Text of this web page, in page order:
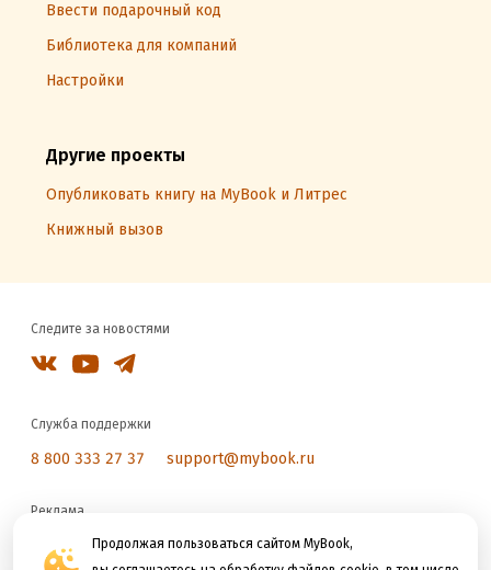
Продолжая пользоваться сайтом MyBook,
Ввести подарочный код
Библиотека для компаний
Настройки
Другие проекты
Опубликовать книгу на MyBook и Литрес
Книжный вызов
Следите за новостями
Служба поддержки
8 800 333 27 37 support@mybook.ru
Реклама
reklama@litres.ru